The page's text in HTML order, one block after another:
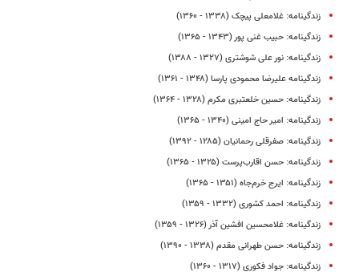
زندگینامه: غلامعلی پیچک (۱۳۳۸ - ۱۳۶۰)
زندگینامه: حبیب غنی پور (۱۳۴۳ - ۱۳۶۵)
زندگینامه: نور علی شوشتری (۱۳۲۷ - ۱۳۸۸)
زندگینامه علیرضا محمودی پارسا (۱۳۴۸ - ۱۳۶۱)
زندگینامه: حسین خلعتبری مکرم (۱۳۲۸ - ۱۳۶۴)
زندگینامه: امیر حاج امینی (۱۳۴۰ - ۱۳۶۵)
زندگینامه: صفرقلی رحمانیان (۱۲۸۵ - ۱۳۹۲)
زندگینامه: حسن اقارب‌پرست (۱۳۲۵ - ۱۳۶۵)
زندگینامه: ایرج خرم‌جاه (۱۳۵۱ - ۱۳۶۵)
زندگینامه: احمد کشوری (۱۳۳۲ - ۱۳۵۹)
زندگینامه: غلامحسین افشین آذر (۱۳۲۶ - ۱۳۵۹)
زندگینامه: حسن طهرانی‌ مقدم (۱۳۳۸ - ۱۳۹۰)
زندگینامه: جواد فکوری (۱۳۱۷ - ۱۳۶۰)